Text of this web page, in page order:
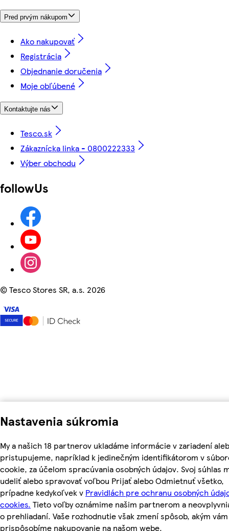
Nastavenia súkromia
My a našich 18 partnerov ukladáme informácie v zariadení
pristupujeme, napríklad k jedinečným identifikátorom v
cookie, za účelom spracúvania osobných údajov. Svoj súhlas
udeliť alebo spravovať voľbou Prijať alebo Odmietnuť všetko,
prípadne kedykoľvek v Pravidlách pre ochranu osobných
cookies. Tieto voľby oznámime našim partnerom a
o prehliadaní. Vaše rozhodnutie však zmení spôsob, akým vám
prispôsobíme nakupovanie na našom webe.
Pred prvým nákupom
Ako nakupovať
Registrácia
Objednanie doručenia
Moje obľúbené
Kontaktujte nás
Tesco.sk
Zákaznícka linka - 0800222333
Výber obchodu
followUs
©Tesco Stores SR, a.s. 2026